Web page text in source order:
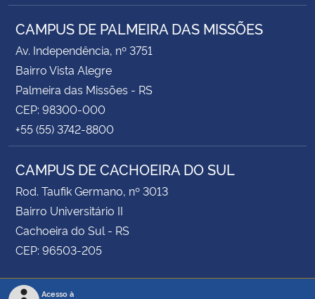
CAMPUS DE PALMEIRA DAS MISSÕES
Av. Independência, nº 3751
Bairro Vista Alegre
Palmeira das Missões - RS
CEP: 98300-000
+55 (55) 3742-8800
CAMPUS DE CACHOEIRA DO SUL
Rod. Taufik Germano, nº 3013
Bairro Universitário II
Cachoeira do Sul - RS
CEP: 96503-205
Acesso à